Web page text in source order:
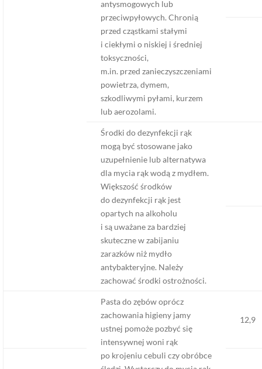
antysmogowych lub
przeciwpyłowych. Chronią
przed cząstkami stałymi
i ciekłymi o niskiej i średniej
toksyczności,
m.in. przed zanieczyszczeniami
powietrza, dymem,
szkodliwymi pyłami, kurzem
lub aerozolami.
Środki do dezynfekcji rąk
mogą być stosowane jako
uzupełnienie lub alternatywa
dla mycia rąk wodą z mydłem.
Większość środków
do dezynfekcji rąk jest
opartych na alkoholu
i są uważane za bardziej
skuteczne w zabijaniu
zarazków niż mydło
antybakteryjne. Należy
zachować środki ostrożności.
Pasta do zębów oprócz
zachowania higieny jamy
ustnej pomoże pozbyć się
intensywnej woni rąk
po krojeniu cebuli czy obróbce
12,9